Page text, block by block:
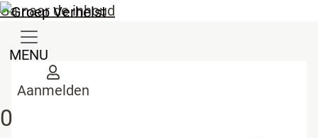
Ga naar de inhoud
MENU
Aanmelden
0